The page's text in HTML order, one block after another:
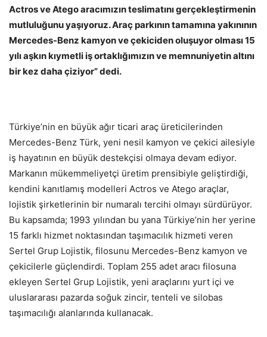
Actros ve Atego aracımızın teslimatını gerçekleştirmenin
mutluluğunu yaşıyoruz. Araç parkının tamamına yakınının
Mercedes-Benz kamyon ve çekiciden oluşuyor olması 15
yılı aşkın kıymetli iş ortaklığımızın ve memnuniyetin altını
bir kez daha çiziyor” dedi.
Türkiye’nin en büyük ağır ticari araç üreticilerinden
Mercedes-Benz Türk, yeni nesil kamyon ve çekici ailesiyle
iş hayatının en büyük destekçisi olmaya devam ediyor.
Markanın mükemmeliyetçi üretim prensibiyle geliştirdiği,
kendini kanıtlamış modelleri Actros ve Atego araçlar,
lojistik şirketlerinin bir numaralı tercihi olmayı sürdürüyor.
Bu kapsamda; 1993 yılından bu yana Türkiye’nin her yerine
15 farklı hizmet noktasından taşımacılık hizmeti veren
Sertel Grup Lojistik, filosunu Mercedes-Benz kamyon ve
çekicilerle güçlendirdi. Toplam 255 adet aracı filosuna
ekleyen Sertel Grup Lojistik, yeni araçlarını yurt içi ve
uluslararası pazarda soğuk zincir, tenteli ve silobas
taşımacılığı alanlarında kullanacak.